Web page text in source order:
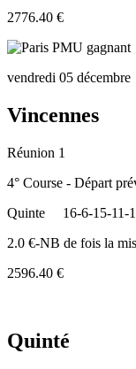
2776.40 €
vendredi 05 décembre
Vincennes
Réunion 1
4° Course - Départ
Quinte
16-6-15-11-
2.0 €-NB de fois la
2596.40 €
Quinté